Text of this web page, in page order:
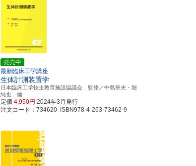
発売中
最新臨床工学講座
生体計測装置学
日本臨床工学技士教育施設協議会 監修／中島章夫・堀
純也 編
定価4,950円 2024年3月発行
注文コード：734620 ISBN978-4-263-73462-9